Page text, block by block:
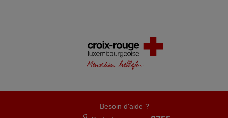
Besoin d'aide ?